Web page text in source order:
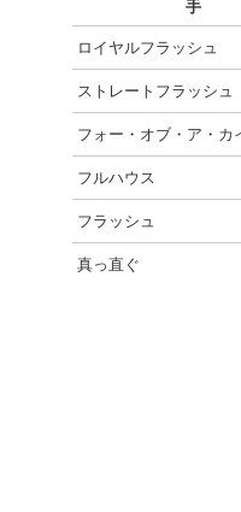
手
ロイヤルフラッシュ
ストレートフラッシュ
フォー・オブ・ア・カ
フルハウス
フラッシュ
真っ直ぐ